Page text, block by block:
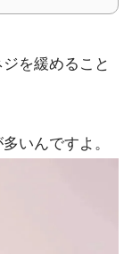
を緩めること
いんですよ。